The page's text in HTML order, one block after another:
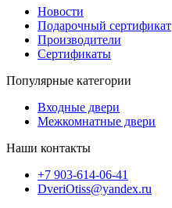
Новости
Подарочный сертификат
Производители
Сертификаты
Популярные категории
Входные двери
Межкомнатные двери
Наши контакты
+7 903-614-06-41
DveriOtiss@yandex.ru